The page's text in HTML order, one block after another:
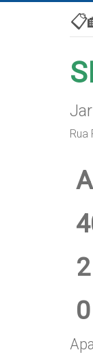
Rua